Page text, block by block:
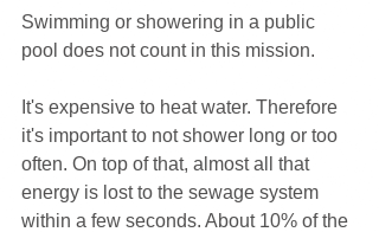
Swimming or showering in a public
pool does not count in this mission.
It's expensive to heat water. Therefore
it's important to not shower long or too
often. On top of that, almost all that
energy is lost to the sewage system
within a few seconds. About 10% of the